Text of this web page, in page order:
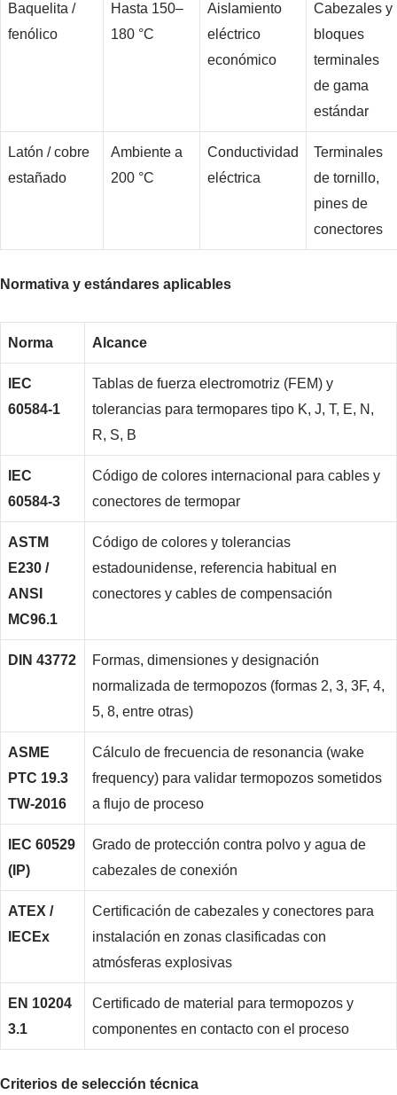
Baquelita /
fenólico
Hasta 150–
180 °C
Aislamiento
eléctrico
económico
Cabezales y
bloques
terminales
de gama
estándar
Latón / cobre
estañado
Ambiente a
200 °C
Conductividad
eléctrica
Terminales
de tornillo,
pines de
conectores
Normativa y estándares aplicables
Norma Alcance
IEC
60584-1
Tablas de fuerza electromotriz (FEM) y
tolerancias para termopares tipo K, J, T, E, N,
R, S, B
IEC
60584-3
Código de colores internacional para cables y
conectores de termopar
ASTM
E230 /
ANSI
MC96.1
Código de colores y tolerancias
estadounidense, referencia habitual en
conectores y cables de compensación
DIN 43772
Formas, dimensiones y designación
normalizada de termopozos (formas 2, 3, 3F, 4,
5, 8, entre otras)
ASME
PTC 19.3
TW-2016
Cálculo de frecuencia de resonancia (wake
frequency) para validar termopozos sometidos
a flujo de proceso
IEC 60529
(IP)
Grado de protección contra polvo y agua de
cabezales de conexión
ATEX /
IECEx
Certificación de cabezales y conectores para
instalación en zonas clasificadas con
atmósferas explosivas
EN 10204
3.1
Certificado de material para termopozos y
componentes en contacto con el proceso
Criterios de selección técnica